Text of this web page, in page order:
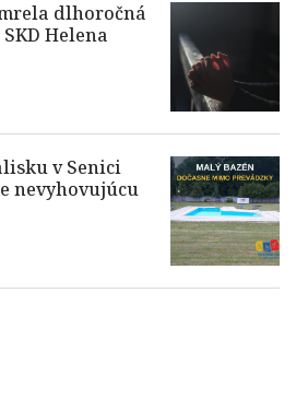
dlhoročná
Helena
v Senici
nevyhovujúcu